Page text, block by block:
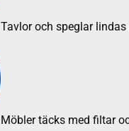
Tavlor och speglar
Möbler täcks med filtar